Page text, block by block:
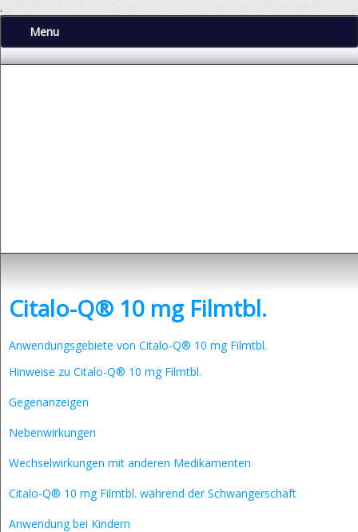
.
Menu
Citalo-Q® 10 mg Filmtbl.
Anwendungsgebiete von Citalo-Q® 10 mg Filmtbl.
Hinweise zu Citalo-Q® 10 mg Filmtbl.
Gegenanzeigen
Nebenwirkungen
Wechselwirkungen mit anderen Medikamenten
Citalo-Q® 10 mg Filmtbl. während der Schwangerschaft
Anwendung bei Kindern